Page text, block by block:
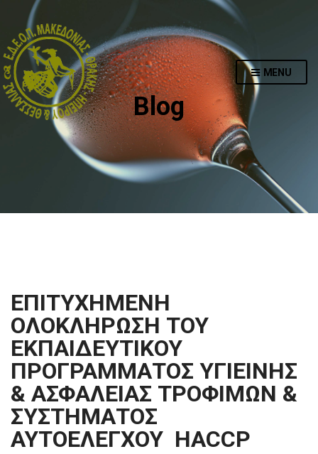
MENU
Blog
ΕΠΙΤΥΧΗΜΕΝΗ
ΟΛΟΚΛΗΡΩΣΗ ΤΟΥ
ΕΚΠΑΙΔΕΥΤΙΚΟΥ
ΠΡΟΓΡΑΜΜΑΤΟΣ ΥΓΙΕΙΝΗΣ
& ΑΣΦΑΛΕΙΑΣ ΤΡΟΦΙΜΩΝ &
ΣΥΣΤΗΜΑΤΟΣ
ΑΥΤΟΕΛΕΓΧΟΥ HACCP